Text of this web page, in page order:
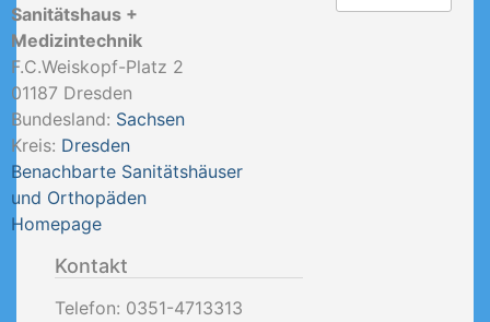
Sanitätshaus +
Medizintechnik
F.C.Weiskopf-Platz 2
01187 Dresden
Bundesland: Sachsen
Kreis: Dresden
Benachbarte Sanitätshäuser
und Orthopäden
Homepage
Kontakt
Telefon: 0351-4713313